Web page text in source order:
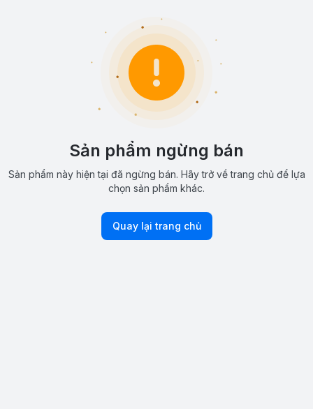
Sản phẩm ngừng bán
Sản phẩm này hiện tại đã ngừng bán. Hãy trở về trang chủ để lựa
chọn sản phẩm khác.
Quay lại trang chủ